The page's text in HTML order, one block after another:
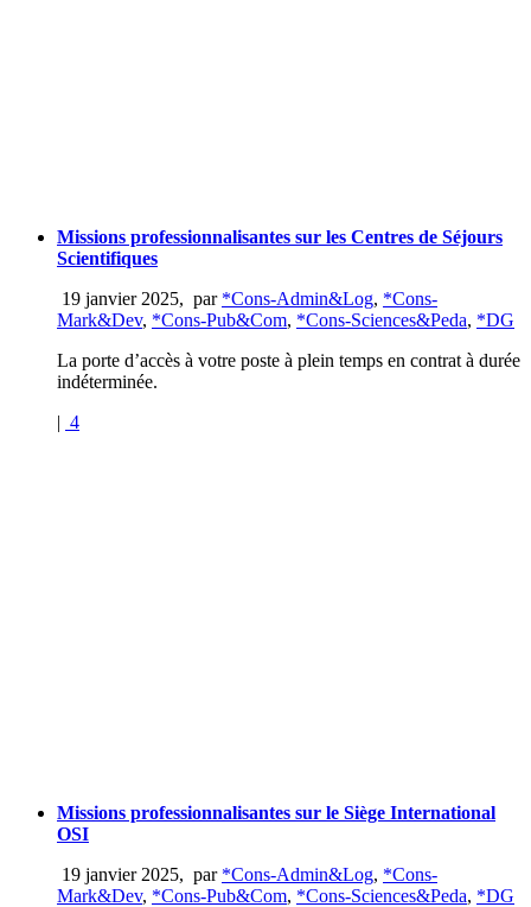
Missions professionnalisantes sur les Centres de Séjours
Scientifiques
19 janvier 2025, par *Cons-Admin&Log, *Cons-
Mark&Dev, *Cons-Pub&Com, *Cons-Sciences&Peda, *DG
La porte d’accès à votre poste à plein temps en contrat à durée
indéterminée.
| 4
Missions professionnalisantes sur le Siège International
OSI
19 janvier 2025, par *Cons-Admin&Log, *Cons-
Mark&Dev, *Cons-Pub&Com, *Cons-Sciences&Peda, *DG